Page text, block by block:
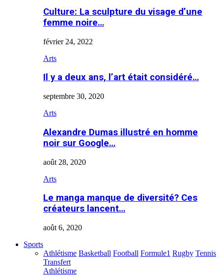
Culture: La sculpture du visage d’une
femme noire…
février 24, 2022
Arts
Il y a deux ans, l’art était considéré…
septembre 30, 2020
Arts
Alexandre Dumas illustré en homme
noir sur Google…
août 28, 2020
Arts
Le manga manque de diversité? Ces
créateurs lancent…
août 6, 2020
Sports
Athlétisme Basketball Football Formule1 Rugby Tennis
Transfert
Athlétisme